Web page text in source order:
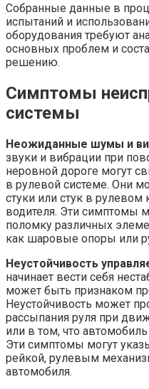
Собранные данные в
испытаний и
оборудования требуют
основных проблем и
решению.
Симптомы
системы
Неожиданные шумы и
звуки и вибрации при
неровной дороге могут
в рулевой системе. Они
стуки или стук в рулевом
водителя. Эти симптомы
поломку различных
как шаровые опоры или
Неустойчивость
начинает вести себя
может быть признаком
Неустойчивость может
рассыпания руля при
или в том, что
Эти симптомы могут
рейкой, рулевым
автомобиля.